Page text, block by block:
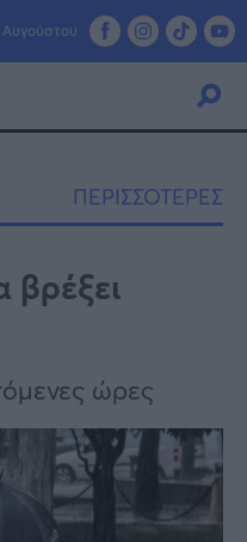
ΠΕΡΙΣΣΟΤΕΡΕΣ
βρέξει
ώρες